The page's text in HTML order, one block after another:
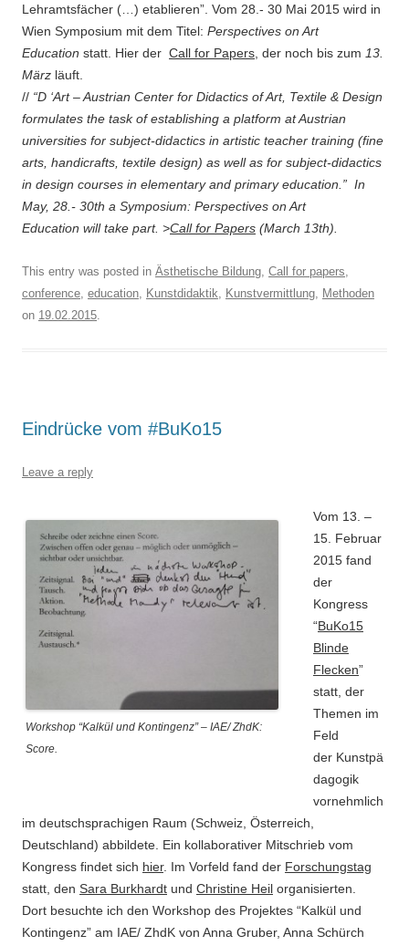
Lehramtsfächer (…) etablieren”. Vom 28.- 30 Mai 2015 wird in
Wien Symposium mit dem Titel: Perspectives on Art
Education statt. Hier der Call for Papers , der noch bis zum 13.
März läuft.
// “D ‘Art – Austrian Center for Didactics of Art, Textile & Design
formulates the task of establishing a platform at Austrian
universities for subject-didactics in artistic teacher training (fine
arts, handicrafts, textile design) as well as for subject-didactics
in design courses in elementary and primary education.” In
May, 28.- 30th a Symposium: Perspectives on Art
Education will take part. >Call for Papers (March 13th).
This entry was posted in Ästhetische Bildung, Call for papers,
conference, education, Kunstdidaktik, Kunstvermittlung, Methoden
on 19.02.2015.
Eindrücke vom #BuKo15
Leave a reply
Workshop “Kalkül und Kontingenz” – IAE/ ZhdK:
Score.
Vom 13. –
15. Februar
2015 fand
der
Kongress
“BuKo15
Blinde
Flecken”
statt, der
Themen im
Feld
der Kunstpä
dagogik
vornehmlich
im deutschsprachigen Raum (Schweiz, Österreich,
Deutschland) abbildete. Ein kollaborativer Mitschrieb vom
Kongress findet sich hier. Im Vorfeld fand der Forschungstag
statt, den Sara Burkhardt und Christine Heil organisierten.
Dort besuchte ich den Workshop des Projektes “Kalkül und
Kontingenz” am IAE/ ZhdK von Anna Gruber, Anna Schürch